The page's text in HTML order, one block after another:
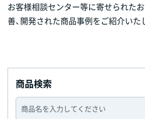
お客様相談センター等に寄せられた
善、開発された商品事例をご紹介いた
商品検索